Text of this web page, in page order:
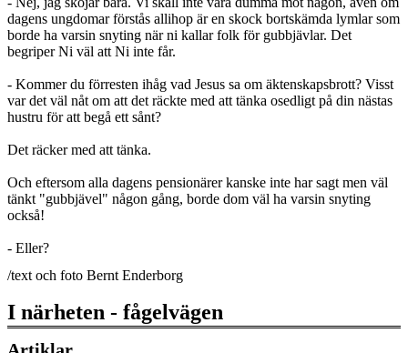
dagens ungdomar förstås allihop är en skock bortskämda lymlar som
borde ha varsin snyting när ni kallar folk för gubbjävlar. Det
begriper Ni väl att Ni inte får.
- Kommer du förresten ihåg vad Jesus sa om äktenskapsbrott? Visst
var det väl nåt om att det räckte med att tänka osedligt på din nästas
hustru för att begå ett sånt?
Det räcker med att tänka.
Och eftersom alla dagens pensionärer kanske inte har sagt men väl
tänkt "gubbjävel" någon gång, borde dom väl ha varsin snyting
också!
- Eller?
/text och foto Bernt Enderborg
I närheten - fågelvägen